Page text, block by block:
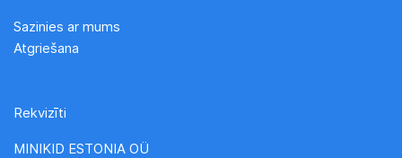
Sazinies ar mums
Atgriešana
Rekvizīti
MINIKID ESTONIA OÜ